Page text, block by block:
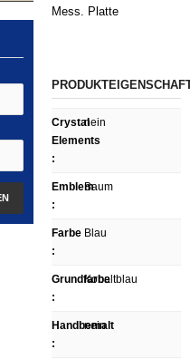
Mess. Platte
Crystal
Elements
:
nein
Emblem
:
Baum
Farbe
:
Blau
Grundfarbe
:
Kobaltblau
Handbemalt
:
nein